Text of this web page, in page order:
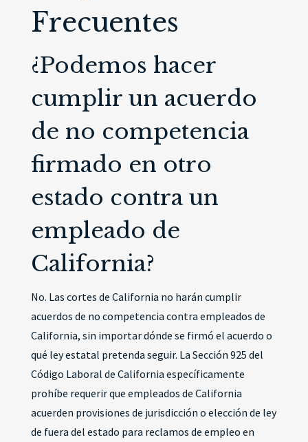
Frecuentes
¿Podemos hacer
cumplir un acuerdo
de no competencia
firmado en otro
estado contra un
empleado de
California?
No. Las cortes de California no harán cumplir
acuerdos de no competencia contra empleados de
California, sin importar dónde se firmó el acuerdo o
qué ley estatal pretenda seguir. La Sección 925 del
Código Laboral de California específicamente
prohíbe requerir que empleados de California
acuerden provisiones de jurisdicción o elección de ley
de fuera del estado para reclamos de empleo en